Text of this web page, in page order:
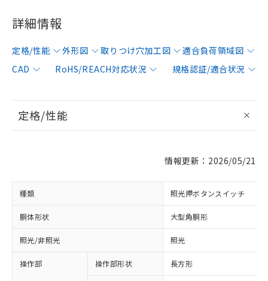
詳細情報
定格/性能 外形図 取りつけ穴加工図
適合負荷領域図
CAD
RoHS/REACH対応状況 規格認証/適合状況
定格/性能
情報更新：2026/05/21
種類 照光押ボタンスイッチ
胴体形状 大型角胴形
照光/非照光 照光
操作部 操作部形状 長方形